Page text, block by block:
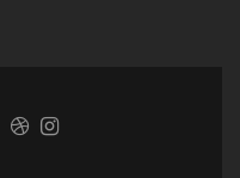
LinkLink